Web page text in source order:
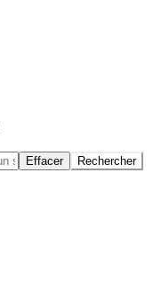
Effacer Rechercher